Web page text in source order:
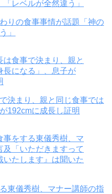
りの食事事情が話題「神の
」
決まり、親と同じ食事では
192cmに成長し証明
東儀秀樹、マナー講師の指